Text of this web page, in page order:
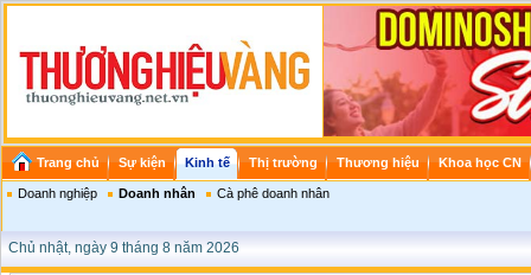
Trang chủ Sự kiện Kinh tế Thị trường Thương hiệu Khoa học CN
Doanh nghiệp Doanh nhân Cà phê doanh nhân
Chủ nhật, ngày 9 tháng 8 năm 2026